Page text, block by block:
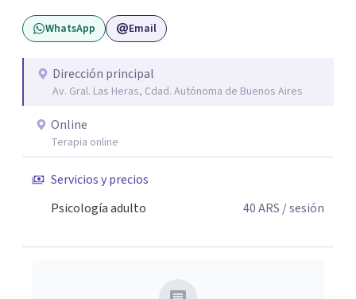
la mejor manera posible.
WhatsApp Email
Dirección principal
Av. Gral. Las Heras, Cdad. Autónoma de Buenos Aires
Online
Terapia online
Servicios y precios
Psicología adulto
40ARS / sesión